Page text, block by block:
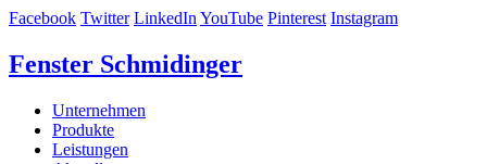
Facebook Twitter LinkedInYouTube Pinterest Instagram
Fenster Schmidinger
Unternehmen
Produkte
Leistungen